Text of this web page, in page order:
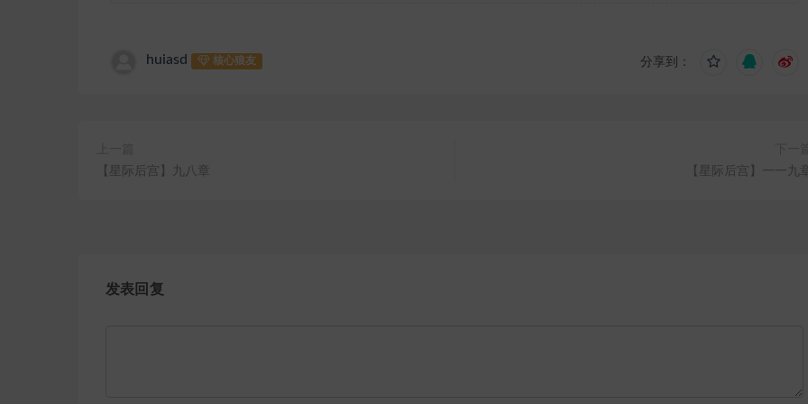
huiasd 核心狼友 分享到：
【星际后宫】九八章
【星际后宫】一一九
发表回复